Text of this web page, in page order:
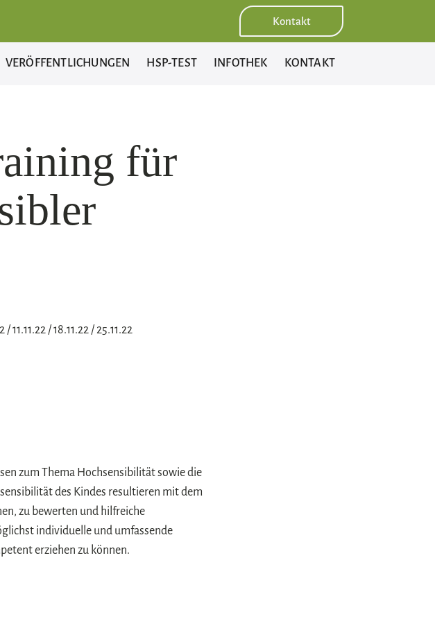
Kontakt
VERÖFFENTLICHUNGEN HSP-TEST INFOTHEK KONTAKT
für
/ 18.11.22 / 25.11.22
zum Thema Hochsensibilität sowie die
des Kindes resultieren mit dem
zu bewerten und hilfreiche
individuelle und umfassende
erziehen zu können.